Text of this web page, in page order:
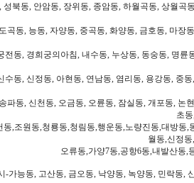
성북동, 안암동, 장위동, 종암동, 하월곡동, 상월
곡동, 능동, 자양동, 중곡동, 화양동, 금호동, 마
전동, 경희궁의아침, 내수동, 누상동, 동숭동, 명
수동, 신정동, 아현동, 연남동, 염리동, 용강동, 중
파동, 신천동, 오금동, 오륜동, 잠실동, 개포동,
초
동,조원동,청룡동,청림동,행운동,노량진동,대방
월동,신정
오류동,가양7동,공항6동,내발산동,
-가능동, 고산동, 금오동, 낙양동, 녹양동, 민락동,